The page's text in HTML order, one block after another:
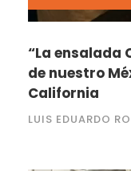
“La ensalada
de nuestro
California
LUIS EDUARDO